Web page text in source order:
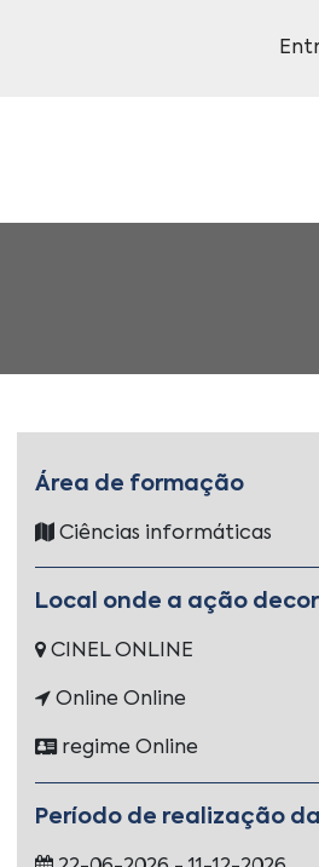
Área de formação
Ciências informáticas
Local onde a ação
CINEL ONLINE
Online Online
regime Online
Período de realização